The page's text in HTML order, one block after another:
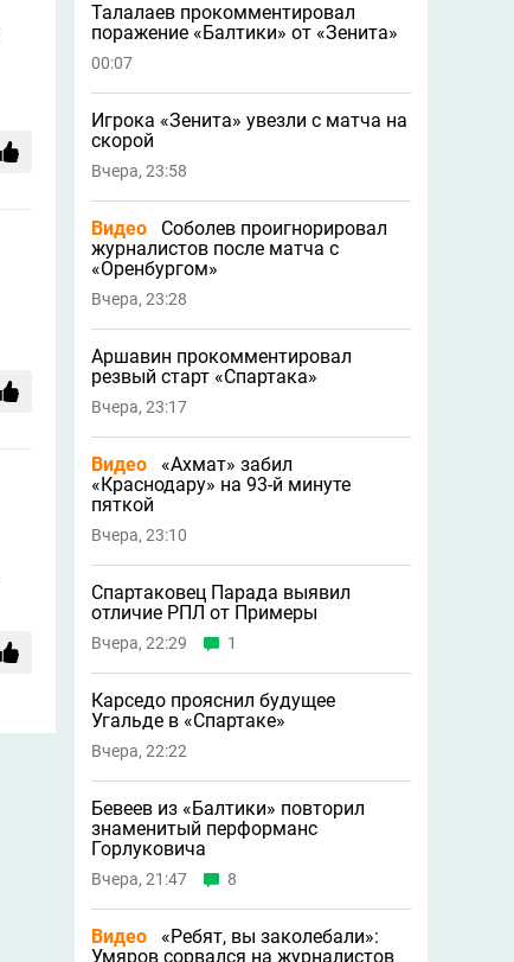
Талалаев прокомментировал
поражение «Балтики» от «Зенита»
00:07
Игрока «Зенита» увезли с матча на
скорой
Вчера, 23:58
Видео
Соболев проигнорировал
журналистов после матча с
«Оренбургом»
Вчера, 23:28
Аршавин прокомментировал
резвый старт «Спартака»
Вчера, 23:17
Видео
«Ахмат» забил
«Краснодару» на 93-й минуте
пяткой
Вчера, 23:10
Спартаковец Парада выявил
отличие РПЛ от Примеры
Вчера, 22:29 1
Карседо прояснил будущее
Угальде в «Спартаке»
Вчера, 22:22
Бевеев из «Балтики» повторил
знаменитый перформанс
Горлуковича
Вчера, 21:47 8
Видео
«Ребят, вы заколебали»:
Умяров сорвался на журналистов